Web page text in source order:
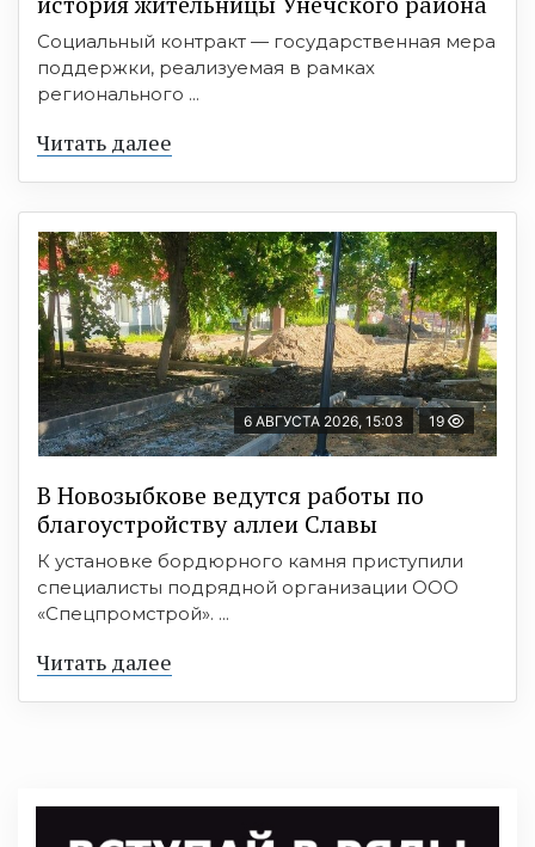
Социальный контракт — государственная мера
поддержки, реализуемая в рамках
регионального ...
Читать далее
6 АВГУСТА 2026, 15:03 19
В Новозыбкове ведутся работы по
благоустройству аллеи Славы
К установке бордюрного камня приступили
специалисты подрядной организации ООО
«Спецпромстрой». ...
Читать далее